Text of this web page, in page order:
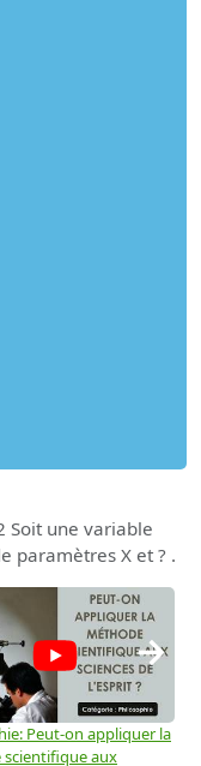
Soit une variable
paramètres X et ? .
Peut-on appliquer la
aux
→